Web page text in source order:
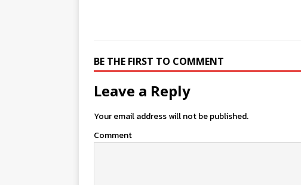
BE THE FIRST TO COMMENT
Leave a Reply
Your email address will not be published.
Comment